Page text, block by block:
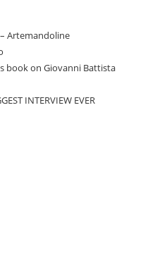
Artemandoline
book on Giovanni Battista
INTERVIEW EVER